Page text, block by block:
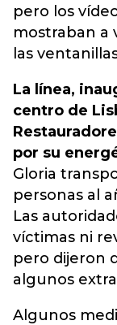
pero los
mostraban a
las
La línea,
centro de
por su
Gloria
personas al
Las
víctimas ni
pero dijeron
algunos
Algunos